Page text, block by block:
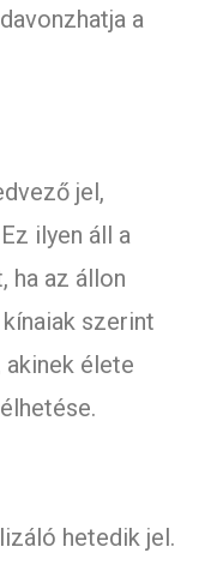
a
jel,
ilyen áll a
ha az állon
szerint
akinek élete
hetedik jel.